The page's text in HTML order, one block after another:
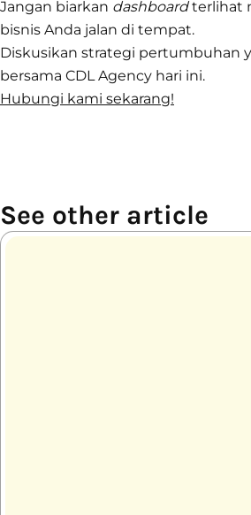
Jangan biarkan dashboardterlihat
bisnis Anda jalan di tempat.
Diskusikan strategi pertumbuhan
bersama CDL Agency hari ini.
Hubungi kami sekarang!
See other article